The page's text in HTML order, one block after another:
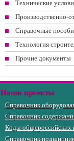
Технические
Производственно-
Справочные
Технология
Прочие документы
Наши проекты
Справочник
Справочник
Коды общероссийских
Справочник